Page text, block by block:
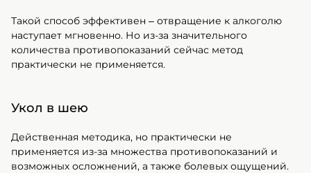
Такой способ эффективен – отвращение к алкоголю
наступает мгновенно. Но из-за значительного
количества противопоказаний сейчас метод
практически не применяется.
Укол в шею
Действенная методика, но практически не
применяется из-за множества противопоказаний и
возможных осложнений, а также болевых ощущений.